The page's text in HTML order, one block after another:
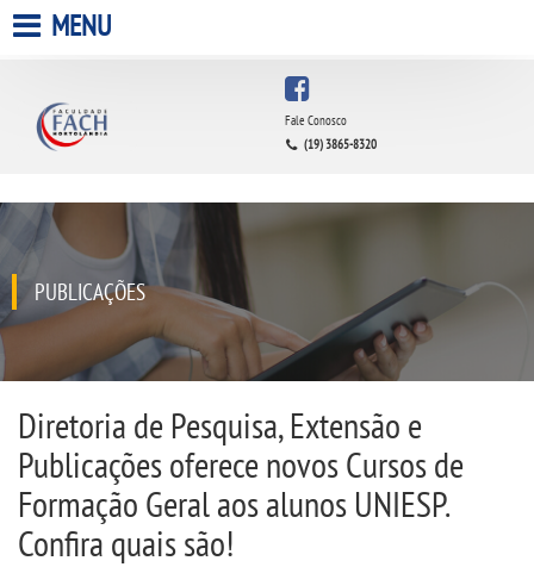
A FACULDADE
QUEM SOMOS
INFRAESTRUTURA
BIBLIOTECA
CPA
CPSA
MENU
Fale Conosco
(19) 3865-8320
PUBLICAÇÕES
Diretoria de Pesquisa, Extensão e
Publicações oferece novos Cursos de
Formação Geral aos alunos UNIESP.
Confira quais são!